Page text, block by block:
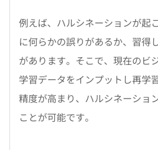
例えば、ハルシネーションが起
に何らかの誤りがあるか、習得
があります。そこで、現在のビ
学習データをインプットし再学
精度が高まり、ハルシネーショ
ことが可能です。